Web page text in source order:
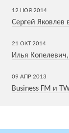
12 НОЯ 2014
Сергей Яковлев
21 ОКТ 2014
Илья
09 АПР 2013
Business FM и